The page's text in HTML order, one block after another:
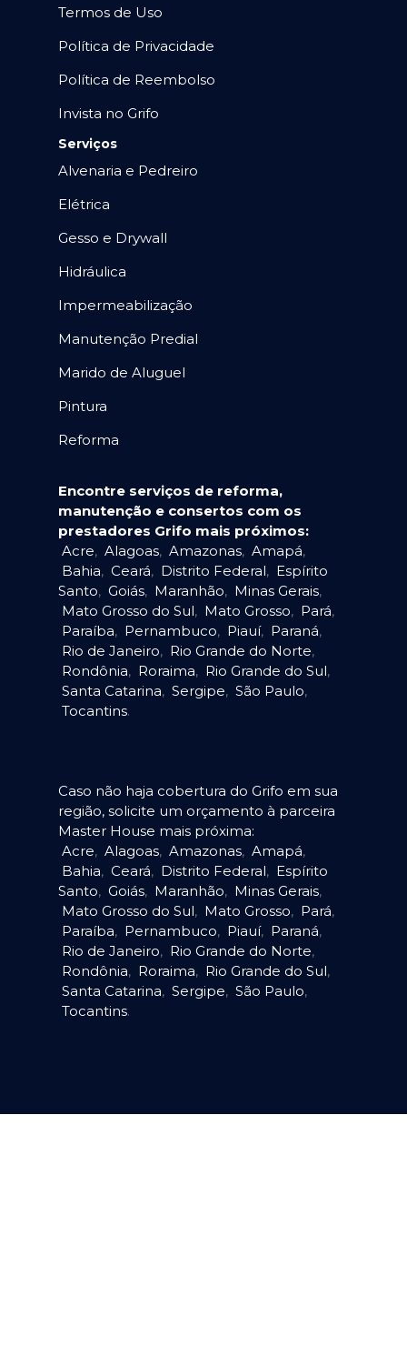
Termos de Uso
Política de Privacidade
Política de Reembolso
Invista no Grifo
Serviços
Alvenaria e Pedreiro
Elétrica
Gesso e Drywall
Hidráulica
Impermeabilização
Manutenção Predial
Marido de Aluguel
Pintura
Reforma
Encontre serviços de reforma,
manutenção e consertos com os
prestadores Grifo mais próximos:
Acre, Alagoas, Amazonas, Amapá,
Bahia, Ceará, Distrito Federal, Espírito
Santo, Goiás, Maranhão, Minas Gerais,
Mato Grosso do Sul, Mato Grosso, Pará,
Paraíba, Pernambuco, Piauí, Paraná,
Rio de Janeiro, Rio Grande do Norte,
Rondônia, Roraima, Rio Grande do Sul,
Santa Catarina, Sergipe, São Paulo,
Tocantins.
Caso não haja cobertura do Grifo em sua
região, solicite um orçamento à parceira
Master House mais próxima:
Acre, Alagoas, Amazonas, Amapá,
Bahia, Ceará, Distrito Federal, Espírito
Santo, Goiás, Maranhão, Minas Gerais,
Mato Grosso do Sul, Mato Grosso, Pará,
Paraíba, Pernambuco, Piauí, Paraná,
Rio de Janeiro, Rio Grande do Norte,
Rondônia, Roraima, Rio Grande do Sul,
Santa Catarina, Sergipe, São Paulo,
Tocantins.